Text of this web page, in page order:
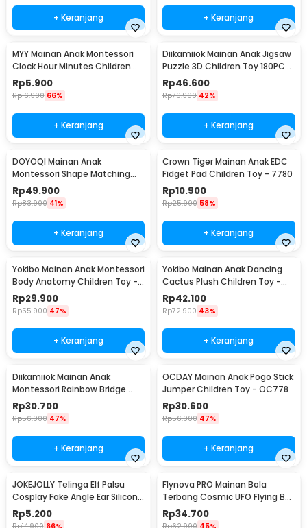
+ Keranjang + Keranjang
MYY Mainan Anak Montessori
Clock Hour Minutes Children
Toy - SZ0916
Rp5.900
Rp16.900 66%
+ Keranjang
Diikamiiok Mainan Anak Jigsaw
Puzzle 3D Children Toy 180PCS
- QW-A004
Rp46.600
Rp79.900 42%
+ Keranjang
DOYOQI Mainan Anak
Montessori Shape Matching
Children Toy - Z0566
Rp49.900
Rp83.900 41%
+ Keranjang
Crown Tiger Mainan Anak EDC
Fidget Pad Children Toy - 7780
Rp10.900
Rp25.900 58%
+ Keranjang
Yokibo Mainan Anak Montessori
Body Anatomy Children Toy -
DD232
Rp29.900
Rp55.900 47%
+ Keranjang
Yokibo Mainan Anak Dancing
Cactus Plush Children Toy -
N436
Rp42.100
Rp72.900 43%
+ Keranjang
Diikamiiok Mainan Anak
Montessori Rainbow Bridge
Children Toy - QT07
Rp30.700
Rp56.900 47%
+ Keranjang
OCDAY Mainan Anak Pogo Stick
Jumper Children Toy - OC778
Rp30.600
Rp56.900 47%
+ Keranjang
JOKEJOLLY Telinga Elf Palsu
Cosplay Fake Angle Ear Silicone
- JK-666
Rp5.200
Flynova PRO Mainan Bola
Terbang Cosmic UFO Flying Ball
USB Charge - 998
Rp34.700